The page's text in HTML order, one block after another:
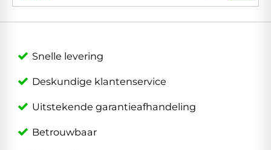
Snelle levering
Deskundige klantenservice
Uitstekende garantieafhandeling
Betrouwbaar